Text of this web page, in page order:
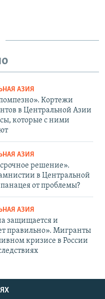
АЗИЯ
Кортежи
в Центральной Азии
которые с ними
АЗИЯ
решение».
в Центральной
от проблемы?
АЗИЯ
защищается и
правильно». Мигранты
кризисе в России